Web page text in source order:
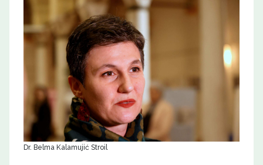
Dr. Belma Kalamujić Stroil